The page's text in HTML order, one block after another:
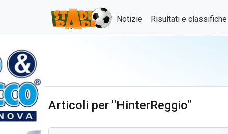
Notizie Risultati e classifiche
Articoli per "HinterReggio"